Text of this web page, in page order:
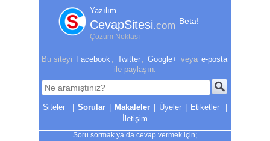
Yazılım.
CevapSitesi.com Beta!
Çözüm Noktası
Bu siteyi Facebook Twitter Google+ veya e-posta
ile paylaşın.
| Sorular | Makaleler | Üyeler | Etiketler
|
İletişim
Soru sormak ya da cevap vermek için;